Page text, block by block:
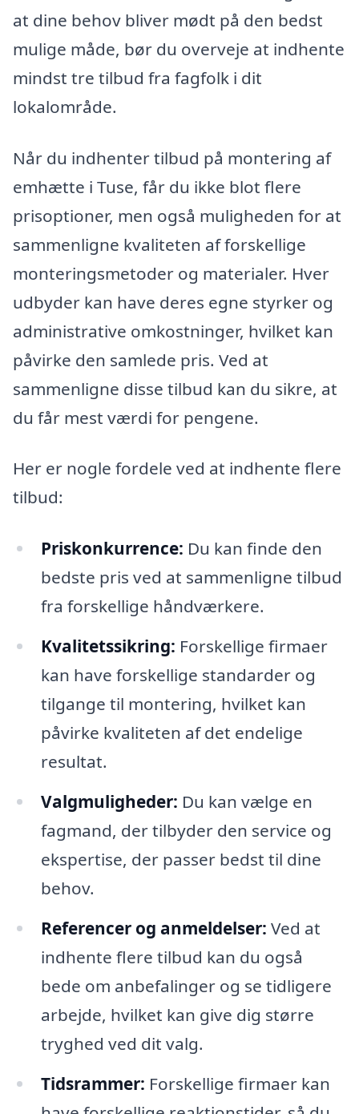
at dine behov bliver mødt på den bedst
mulige måde, bør du overveje at indhente
mindst tre tilbud fra fagfolk i dit
lokalområde.
Når du indhenter tilbud på montering af
emhætte i Tuse, får du ikke blot flere
prisoptioner, men også muligheden for at
sammenligne kvaliteten af forskellige
monteringsmetoder og materialer. Hver
udbyder kan have deres egne styrker og
administrative omkostninger, hvilket kan
påvirke den samlede pris. Ved at
sammenligne disse tilbud kan du sikre, at
du får mest værdi for pengene.
Her er nogle fordele ved at indhente flere
tilbud:
Priskonkurrence: Du kan finde den
bedste pris ved at sammenligne tilbud
fra forskellige håndværkere.
Kvalitetssikring: Forskellige firmaer
kan have forskellige standarder og
tilgange til montering, hvilket kan
påvirke kvaliteten af det endelige
resultat.
Valgmuligheder: Du kan vælge en
fagmand, der tilbyder den service og
ekspertise, der passer bedst til dine
behov.
Referencer og anmeldelser: Ved at
indhente flere tilbud kan du også
bede om anbefalinger og se tidligere
arbejde, hvilket kan give dig større
tryghed ved dit valg.
Tidsrammer: Forskellige firmaer kan